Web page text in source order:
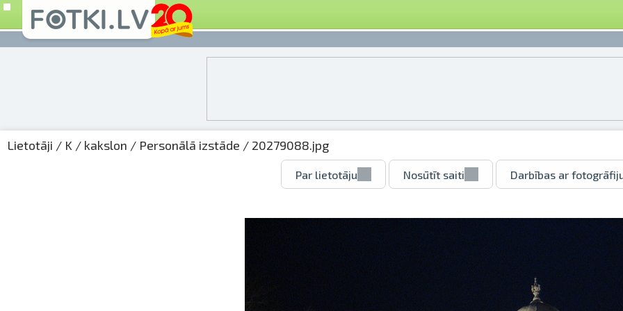
Lietotāji / K / kakslon / Personālā izstāde / 20279088.jpg
Par lietotāju Nosūtīt saiti Darbības ar